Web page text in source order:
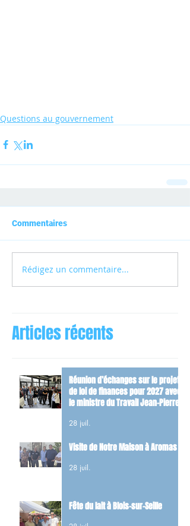
Questions au gouvernement
Commentaires
Rédigez un commentaire...
Articles récents
Réunion d’échanges sur le projet
de loi de finances pour 2027 avec
le ministre du Travail Jean-Pierre
28 juil.
Visite de Notre Maison à Aromas
28 juil.
Fête du lait à Blois-sur-Seille